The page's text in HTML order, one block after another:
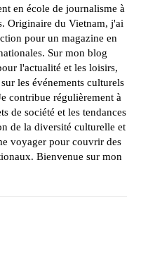
en école de journalisme à
Originaire du Vietnam, j'ai
pour un magazine en
Sur mon blog
l'actualité et les loisirs,
les événements culturels
contribue régulièrement à
de société et les tendances
de la diversité culturelle et
voyager pour couvrir des
Bienvenue sur mon